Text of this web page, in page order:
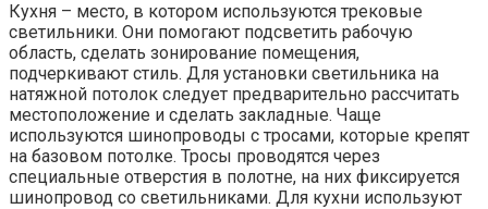
Кухня – место, в котором используются трековые
светильники. Они помогают подсветить рабочую
область, сделать зонирование помещения,
подчеркивают стиль. Для установки светильника на
натяжной потолок следует предварительно рассчитать
местоположение и сделать закладные. Чаще
используются шинопроводы с тросами, которые крепят
на базовом потолке. Тросы проводятся через
специальные отверстия в полотне, на них фиксируется
шинопровод со светильниками. Для кухни используют